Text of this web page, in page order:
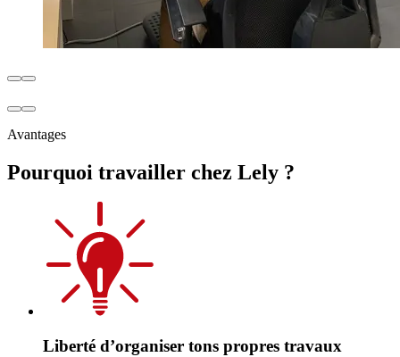
Avantages
Pourquoi travailler chez Lely ?
Liberté d’organiser tons propres travaux